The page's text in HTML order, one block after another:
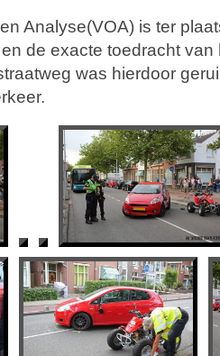
Analyse(VOA) is ter
de exacte toedracht van
was hierdoor